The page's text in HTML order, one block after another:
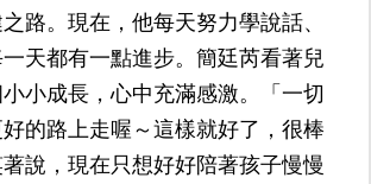
路。現在，他每天努力學說話、
天都有一點進步。簡廷芮看著兒
小成長，心中充滿感激。「一切
的路上走喔～這樣就好了，很棒
說，現在只想好好陪著孩子慢慢